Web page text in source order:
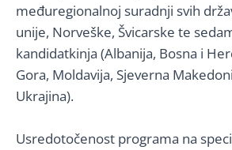
međuregionalnoj suradnji svih
unije, Norveške, Švicarske te
kandidatkinja (Albanija, Bosna i
Gora, Moldavija, Sjeverna
Ukrajina).
Usredotočenost programa na